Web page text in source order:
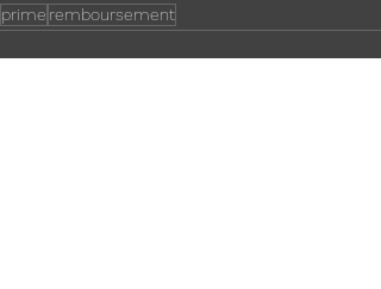
prime remboursement